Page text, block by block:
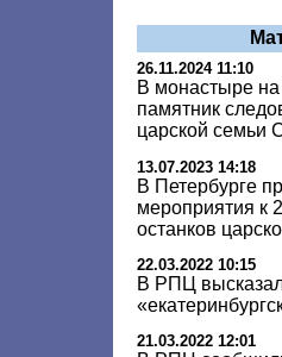
26.11.2024 11:10
В монастыре
памятник
царской семьи
13.07.2023 14:18
В Петербурге
мероприятия к
останков
22.03.2022 10:15
В РПЦ
21.03.2022 12:01